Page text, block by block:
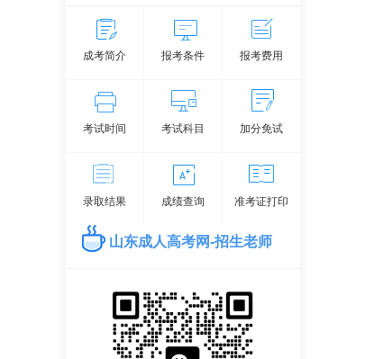
成考简介 报考条件 报考费用
考试时间 考试科目 加分免试
录取结果 成绩查询 准考证打印
山东成人高考网-招生老师